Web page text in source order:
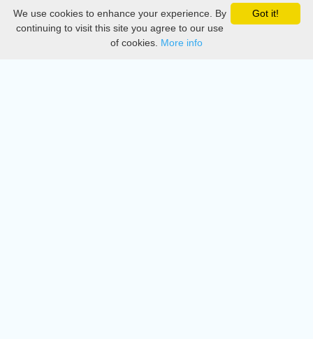
Privacy
DMCA
Got it!
We use cookies to enhance your experience. By
continuing to visit this site you agree to our use
of cookies. More info